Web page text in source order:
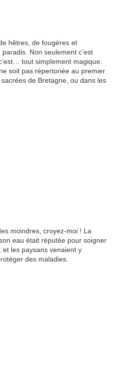
hêtres, de fougères et
Non seulement c’est
tout simplement magique.
soit pas répertoriée au premier
de Bretagne, ou dans les
moindres, croyez-moi ! La
eau était réputée pour soigner
et les paysans venaient y
des maladies.